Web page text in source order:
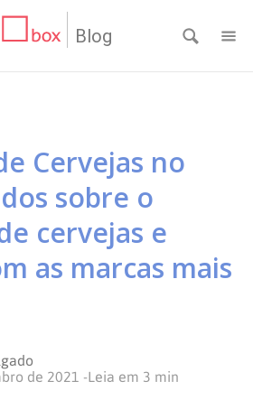
Blog
Cervejas no
sobre o
cervejas e
as marcas mais
de 2021 -Leia em 3 min